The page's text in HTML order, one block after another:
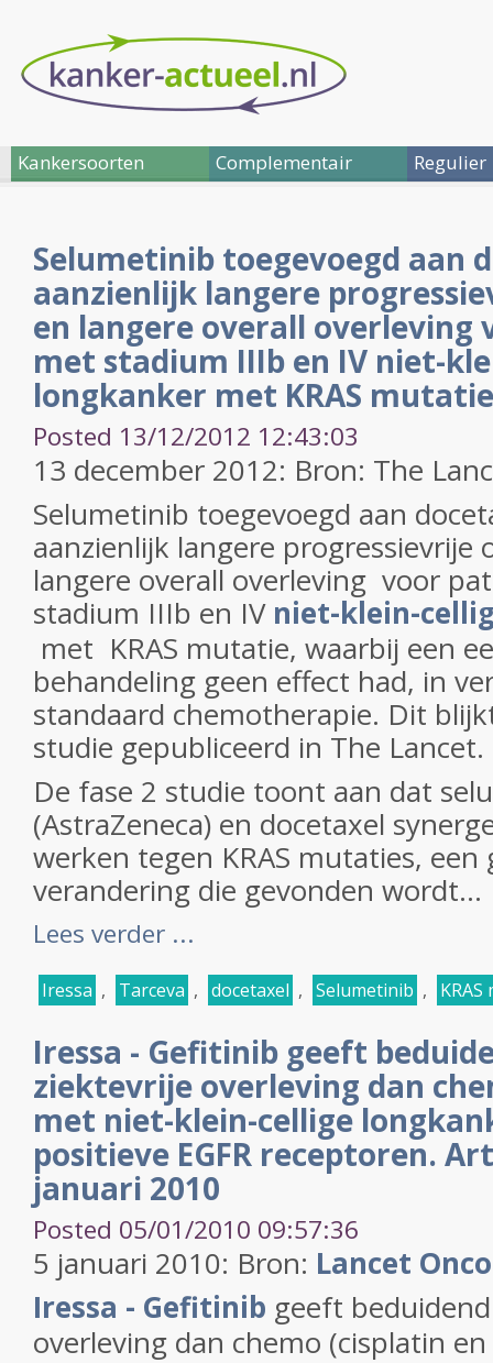
Kankersoorten Complementair Regulier
Selumetinib toegevoegd aan
aanzienlijk langere
en langere overall overleving
met stadium IIIb en IV niet-
longkanker met KRAS mutatie
Posted 13/12/2012 12:43:03
13 december 2012: Bron: The
Selumetinib toegevoegd aan
aanzienlijk langere progressievrije
langere overall overleving voor
stadium IIIb en IV niet-klein-
met KRAS mutatie, waarbij een
behandeling geen effect had, in
standaard chemotherapie. Dit
studie gepubliceerd in The Lancet.
De fase 2 studie toont aan dat
(AstraZeneca) en docetaxel
werken tegen KRAS mutaties, een
verandering die gevonden wordt...
Lees verder ...
Iressa , Tarceva , docetaxel , Selumetinib ,
Iressa - Gefitinib geeft
ziektevrije overleving dan
met niet-klein-cellige
positieve EGFR receptoren.
januari 2010
Posted 05/01/2010 09:57:36
5 januari 2010: Bron: Lancet
Iressa - Gefitinib geeft
overleving dan chemo (cisplatin